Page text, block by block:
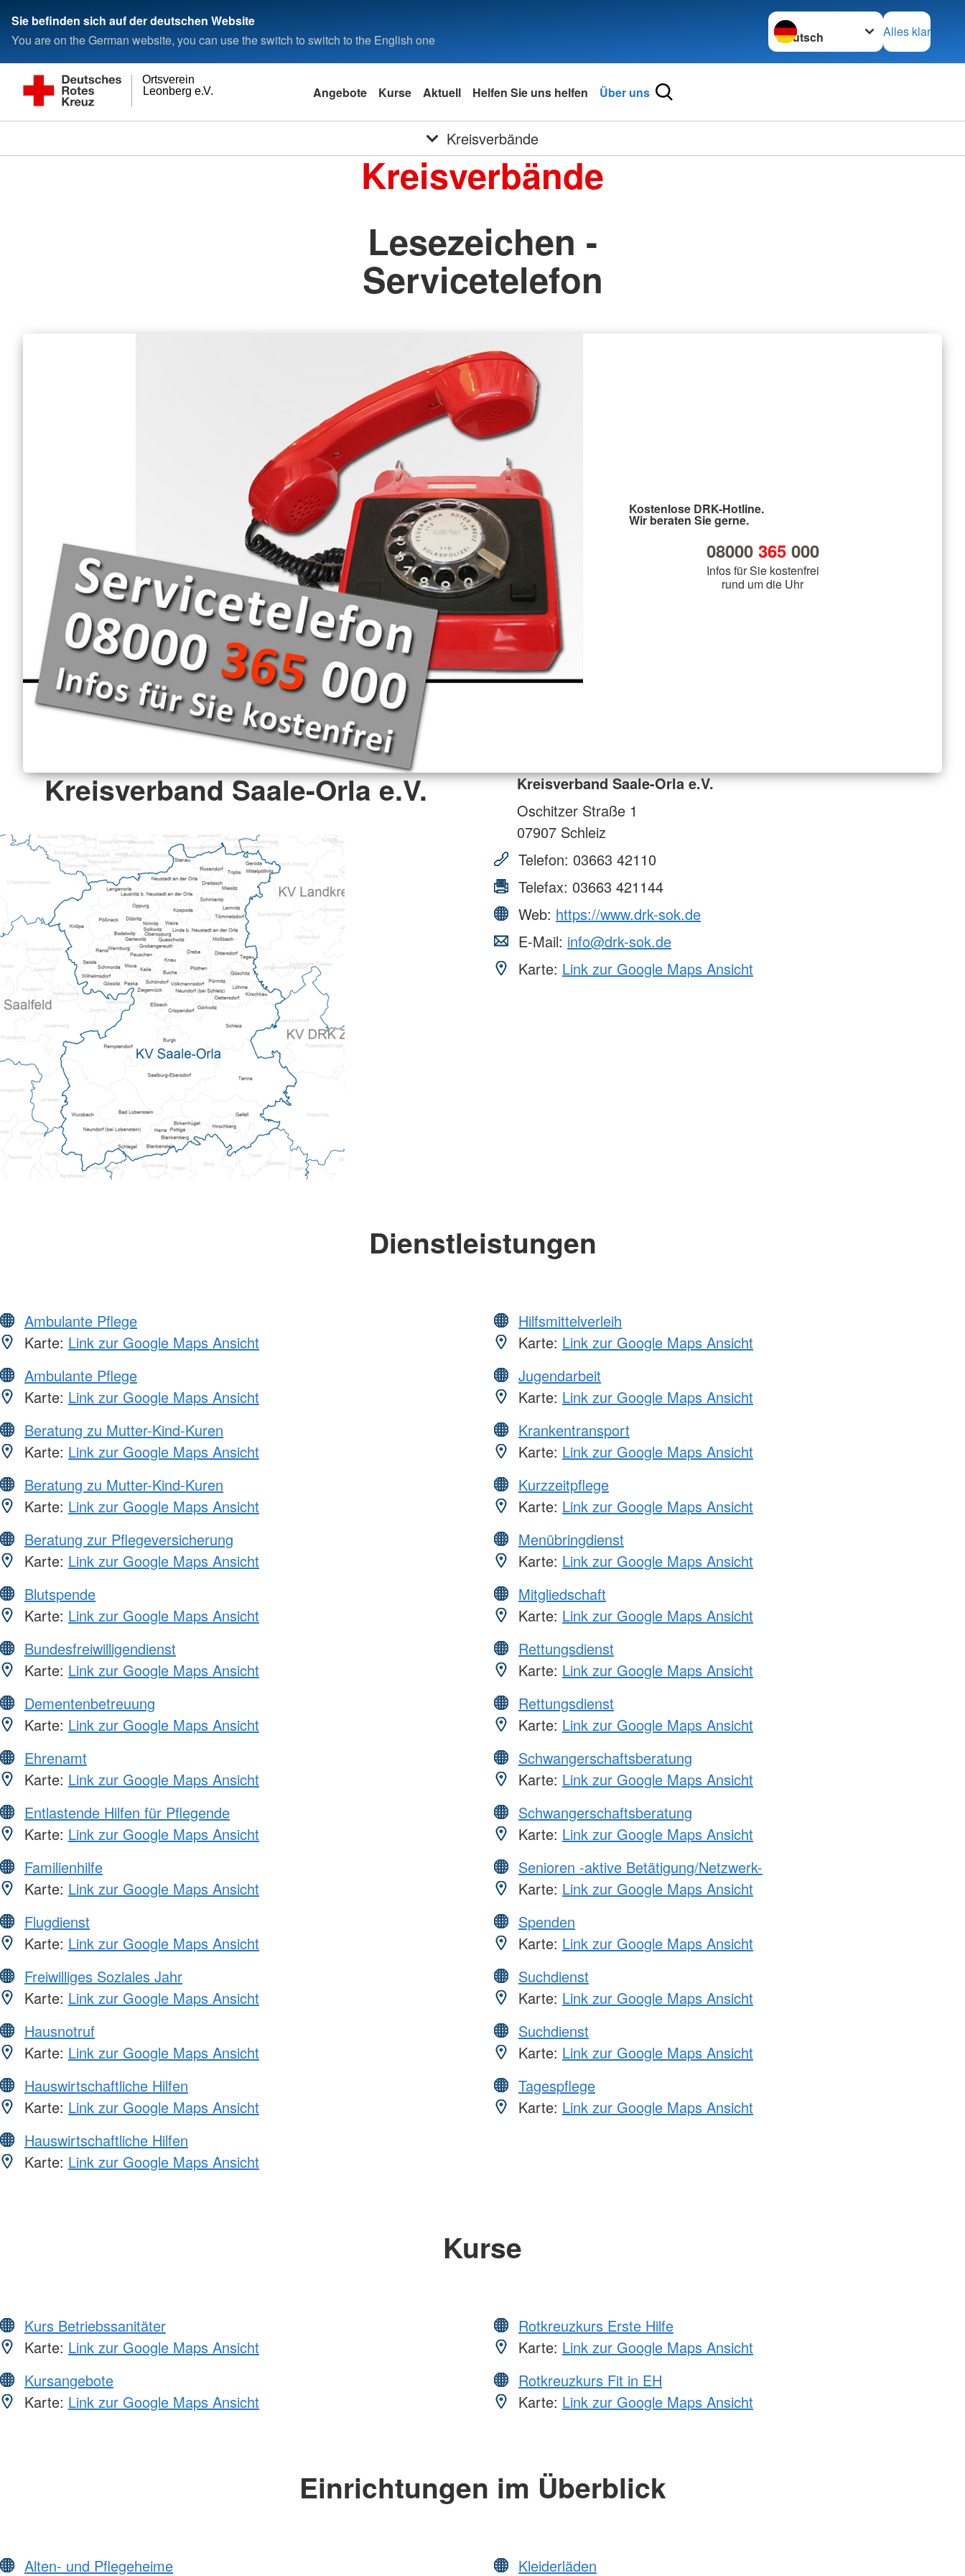
Sie befinden sich auf der deutschen Website
You are on the German website, you can use the switch to switch to the English one
Sprache wechseln zu
Alles klar
Leonberg e.V.
Ortsverein
Angebote Kurse Aktuell Helfen Sie uns helfen Über uns
Kreisverbände
Kreisverbände
Lesezeichen -
Servicetelefon
Kostenlose DRK-Hotline.
Wir beraten Sie gerne.
08000 365000
Infos für Sie kostenfrei
rund um die Uhr
Kreisverband Saale-Orla e.V.
Kreisverband Saale-Orla e.V.
Oschitzer Straße 1
07907 Schleiz
Telefon: 03663 42110
Telefax: 03663 421144
Web: https://www.drk-sok.de
E-Mail: info@drk-sok.de
Karte: Link zur Google Maps Ansicht
Dienstleistungen
Ambulante Pflege
Karte: Link zur Google Maps Ansicht
Ambulante Pflege
Karte: Link zur Google Maps Ansicht
Beratung zu Mutter-Kind-Kuren
Karte: Link zur Google Maps Ansicht
Beratung zu Mutter-Kind-Kuren
Karte: Link zur Google Maps Ansicht
Beratung zur Pflegeversicherung
Karte: Link zur Google Maps Ansicht
Blutspende
Karte: Link zur Google Maps Ansicht
Bundesfreiwilligendienst
Karte: Link zur Google Maps Ansicht
Dementenbetreuung
Karte: Link zur Google Maps Ansicht
Ehrenamt
Karte: Link zur Google Maps Ansicht
Entlastende Hilfen für Pflegende
Karte: Link zur Google Maps Ansicht
Familienhilfe
Karte: Link zur Google Maps Ansicht
Flugdienst
Karte: Link zur Google Maps Ansicht
Freiwilliges Soziales Jahr
Karte: Link zur Google Maps Ansicht
Hausnotruf
Karte: Link zur Google Maps Ansicht
Hauswirtschaftliche Hilfen
Karte: Link zur Google Maps Ansicht
Hauswirtschaftliche Hilfen
Karte: Link zur Google Maps Ansicht
Hilfsmittelverleih
Karte: Link zur Google Maps Ansicht
Jugendarbeit
Karte: Link zur Google Maps Ansicht
Krankentransport
Karte: Link zur Google Maps Ansicht
Kurzzeitpflege
Karte: Link zur Google Maps Ansicht
Menübringdienst
Karte: Link zur Google Maps Ansicht
Mitgliedschaft
Karte: Link zur Google Maps Ansicht
Rettungsdienst
Karte: Link zur Google Maps Ansicht
Rettungsdienst
Karte: Link zur Google Maps Ansicht
Schwangerschaftsberatung
Karte: Link zur Google Maps Ansicht
Schwangerschaftsberatung
Karte: Link zur Google Maps Ansicht
Senioren -aktive Betätigung/Netzwerk-
Karte: Link zur Google Maps Ansicht
Spenden
Karte: Link zur Google Maps Ansicht
Suchdienst
Karte: Link zur Google Maps Ansicht
Suchdienst
Karte: Link zur Google Maps Ansicht
Tagespflege
Karte: Link zur Google Maps Ansicht
Kurse
Kurs Betriebssanitäter
Karte: Link zur Google Maps Ansicht
Kursangebote
Karte: Link zur Google Maps Ansicht
Rotkreuzkurs Erste Hilfe
Karte: Link zur Google Maps Ansicht
Rotkreuzkurs Fit in EH
Karte: Link zur Google Maps Ansicht
Einrichtungen im Überblick
Alten- und Pflegeheime Kleiderläden